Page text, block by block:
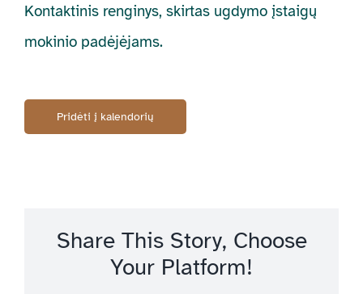
Kontaktinis renginys, skirtas ugdymo įstaigų
mokinio padėjėjams.
Pridėti į kalendorių
Share This Story, Choose
Your Platform!